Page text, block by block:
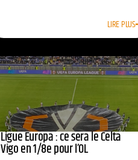
LIRE PLUS
Ligue Europa : ce sera le Celta
Vigo en 1/8e pour l’OL